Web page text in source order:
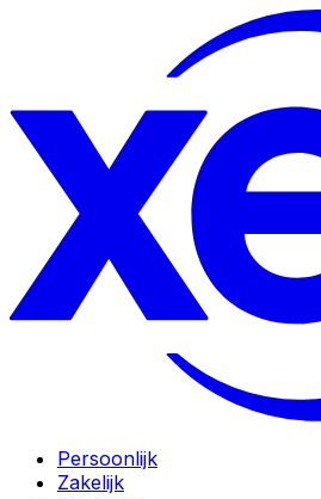
Persoonlijk
Zakelijk